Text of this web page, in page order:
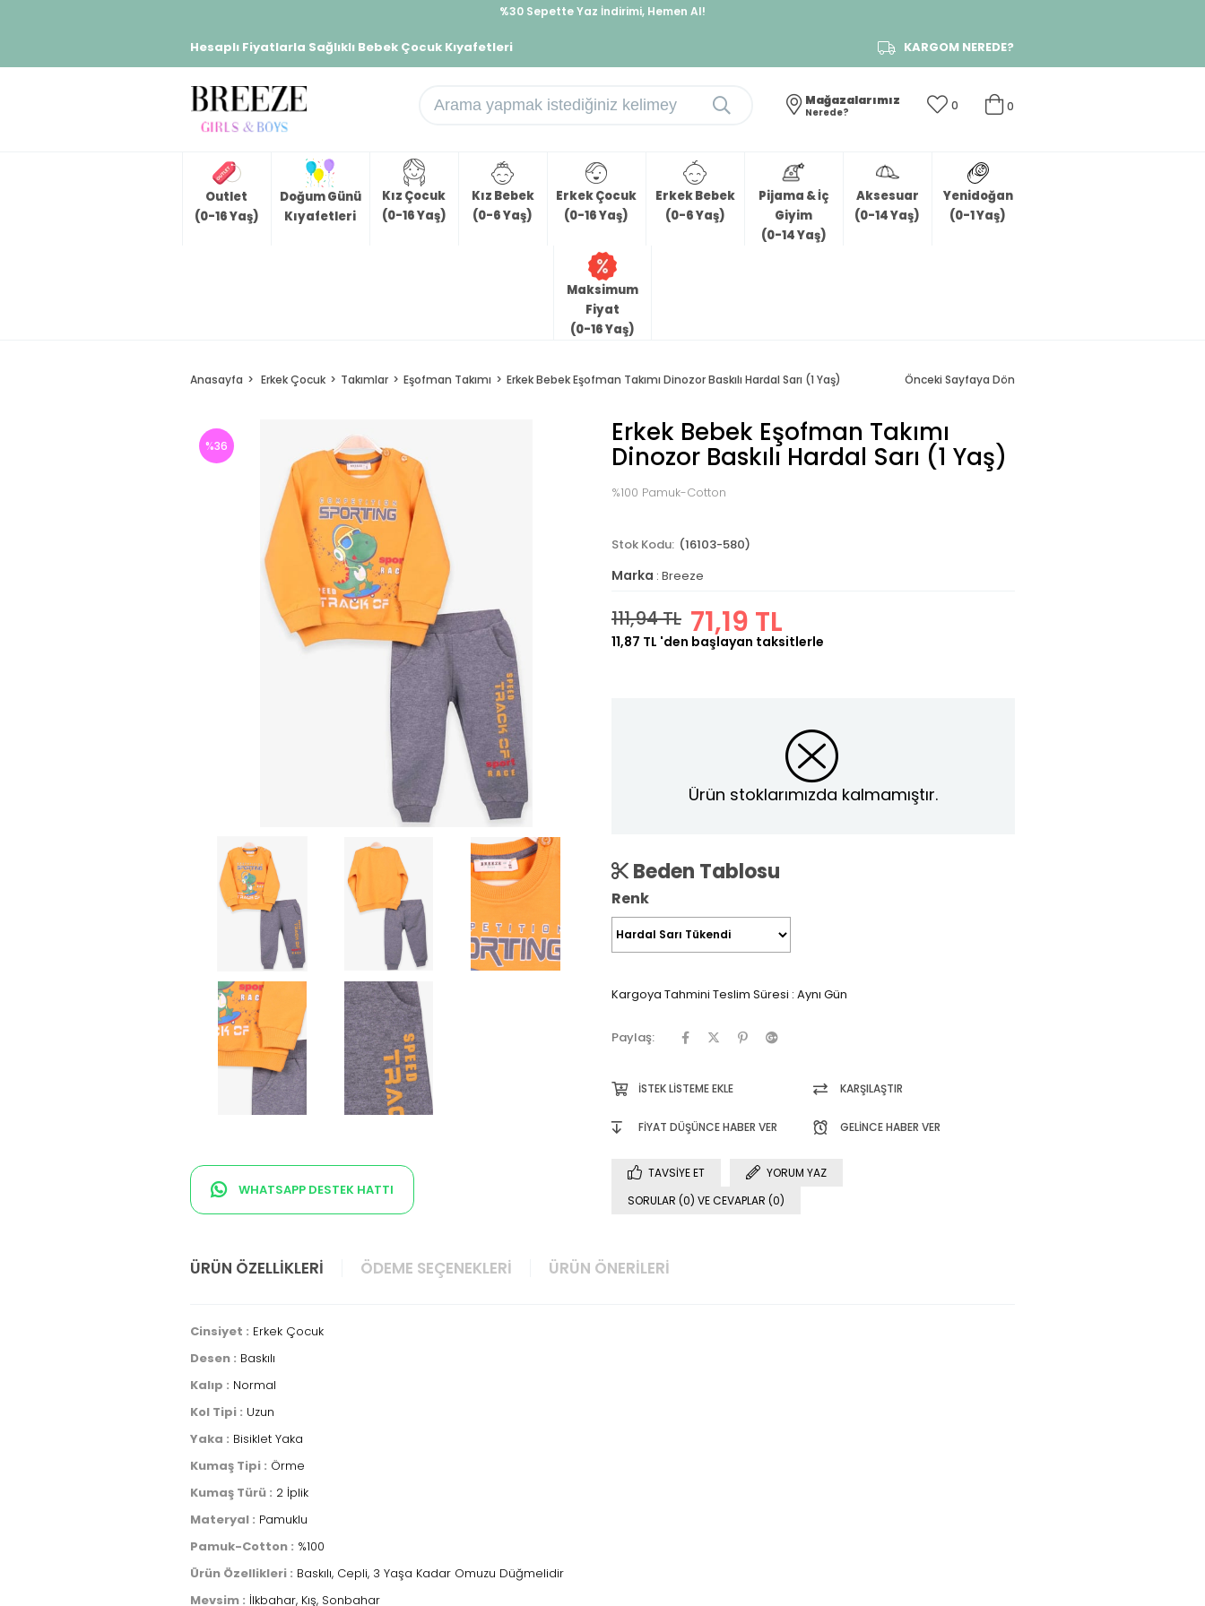
%30 Sepette Yaz İndirimi, Hemen Al!
Hesaplı Fiyatlarla Sağlıklı Bebek Çocuk Kıyafetleri KARGOM NEREDE?
0
0
Mağazalarımız
Nerede?
Outlet
(0-16 Yaş)
Doğum Günü
Kıyafetleri
Kız Çocuk
(0-16 Yaş)
Kız Bebek
(0-6 Yaş)
Erkek Çocuk
(0-16 Yaş)
Erkek Bebek
(0-6 Yaş)
Pijama & İç
Giyim
(0-14 Yaş)
Aksesuar
(0-14 Yaş)
Yenidoğan
(0-1 Yaş)
Maksimum
Fiyat
(0-16 Yaş)
Anasayfa Erkek Çocuk Takımlar Eşofman Takımı Erkek Bebek Eşofman Takımı Dinozor Baskılı Hardal Sarı (1 Yaş) Önceki Sayfaya Dön
%36
WHATSAPP DESTEK HATTI
Erkek Bebek Eşofman Takımı
Dinozor Baskılı Hardal Sarı (1 Yaş)
%100 Pamuk-Cotton
(16103-580)
Marka : Breeze
111,94 TL 71,19 TL
11,87 TL 'den başlayan taksitlerle
Ürün stoklarımızda kalmamıştır.
Beden Tablosu
Renk
Kargoya Tahmini Teslim Süresi : Aynı Gün
Paylaş:
İSTEK LISTEME EKLE KARŞILAŞTIR
FIYAT DÜŞÜNCE HABER VER GELINCE HABER VER
TAVSIYE ET
YORUM YAZ
SORULAR (0) VE CEVAPLAR (0)
ÜRÜN ÖZELLIKLERI ÖDEME SEÇENEKLERI ÜRÜN ÖNERILERI
Cinsiyet : Erkek Çocuk
Desen : Baskılı
Kalıp : Normal
Kol Tipi : Uzun
Yaka : Bisiklet Yaka
Kumaş Tipi : Örme
Kumaş Türü : 2 İplik
Materyal : Pamuklu
Pamuk-Cotton : %100
Ürün Özellikleri : Baskılı, Cepli, 3 Yaşa Kadar Omuzu Düğmelidir
Mevsim : İlkbahar, Kış, Sonbahar